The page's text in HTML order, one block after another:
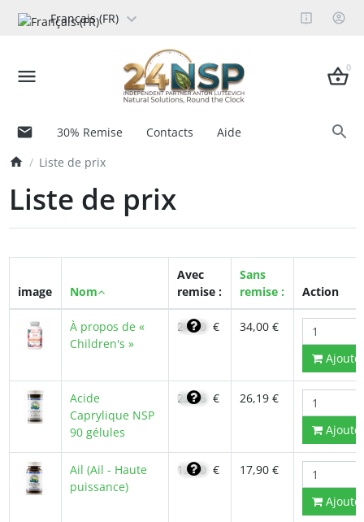
Français (FR)
0
30% Remise Contacts
Aide
Liste de prix
Liste de prix
image Nom
Avec
remise :
Sans
remise :
Action
À propos de «
Children's »
24,30 € 34,00 €
Acide
Caprylique NSP
90 gélules
22,26 € 26,19 €
Ail (Ail - Haute
puissance)
12,80 € 17,90 €